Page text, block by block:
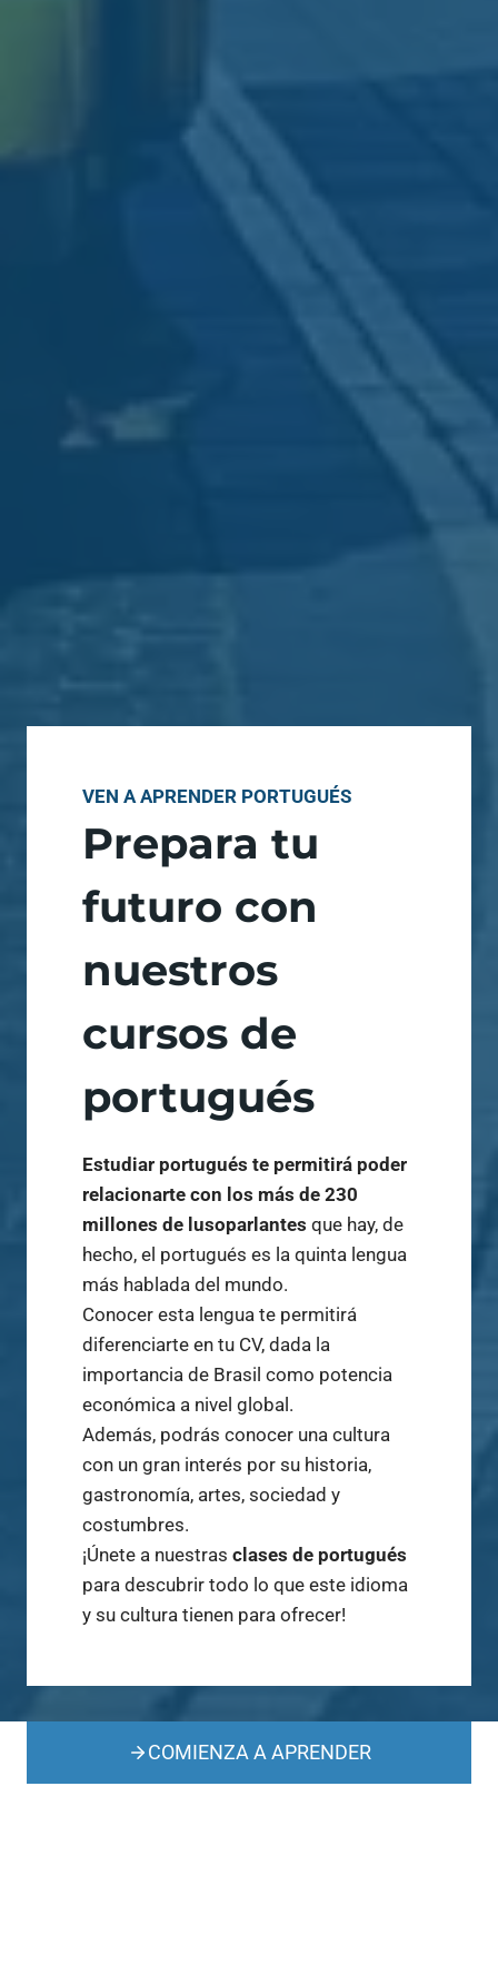
VEN A APRENDER PORTUGUÉS
Prepara tu
futuro con
nuestros
cursos de
portugués
Estudiar portugués te permitirá poder
relacionarte con los más de 230
millones de lusoparlantes que hay, de
hecho, el portugués es la quinta lengua
más hablada del mundo.
Conocer esta lengua te permitirá
diferenciarte en tu CV, dada la
importancia de Brasil como potencia
económica a nivel global.
Además, podrás conocer una cultura
con un gran interés por su historia,
gastronomía, artes, sociedad y
costumbres.
¡Únete a nuestras clases de portugués
para descubrir todo lo que este idioma
y su cultura tienen para ofrecer!
COMIENZA A APRENDER